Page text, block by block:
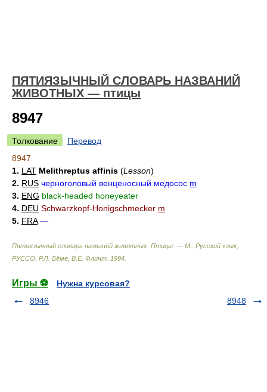
ПЯТИЯЗЫЧНЫЙ СЛОВАРЬ НАЗВАНИЙ
ЖИВОТНЫХ — птицы
8947
Толкование
Перевод
8947
1. LAT Melithreptus affinis (Lesson)
2. RUS черноголовый венценосный медосос m
3. ENG black-headed honeyeater
4. DEU Schwarzkopf-Honigschmecker m
5. FRA —
Пятиязычный словарь названий животных. Птицы. — М.: Русский язык,
РУССО Р.Л. Бёме, В.Е. Флинт 1994
Игры ⚽
Нужна курсовая?
8946
8948